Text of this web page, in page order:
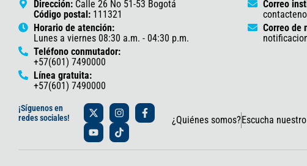
Dirección: Calle 26 No 51-53 Bogotá
Código postal: 111321
Horario de atención:
Lunes a viernes 08:30 a.m. - 04:30 p.m.
Teléfono conmutador:
+57(601) 7490000
Línea gratuita:
+57(601) 7490000
Correo
Correo de
¡Síguenos en
redes sociales!
X
-
t
w
i
I
n
s
t
a
F
a
b
Y
o
u
t
u
T
i
k
t
o
¿Quiénes somos? Escucha